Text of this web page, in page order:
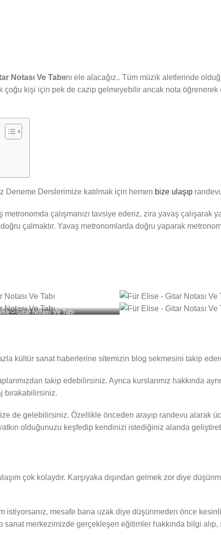
Notası Ve Tabıını ele alacağız.. Tüm müzik aletlerinde
çoğu kişi için pek de cazip gelmeyebilir ancak nota
Deneme Derslerimize katılmak için hemen bize ulaşıp
çalışmanızı tavsiye ederiz, zira yavaş çalışarak
çalmaktır. Yavaş metronomlarda doğru yaparak
– Gitar Notası Ve Tabı
kültür sanat haberlerine sitemizin blog sekmesini takip
takip edebilirsiniz. Ayrıca kurslarımız hakkında
bırakabilirsiniz.
de gelebilirsiniz. Özellikle önceden arayıp randevu alarak
olduğunuzu keşfedip kendinizi istediğiniz alanda
çok kolaydır. Karşıyaka dışından gelmek zor diye
istiyorsanız, mesafe bana uzak diye düşünmeden önce
merkezimizde gerçekleşen eğitimler hakkında bilgi alıp,